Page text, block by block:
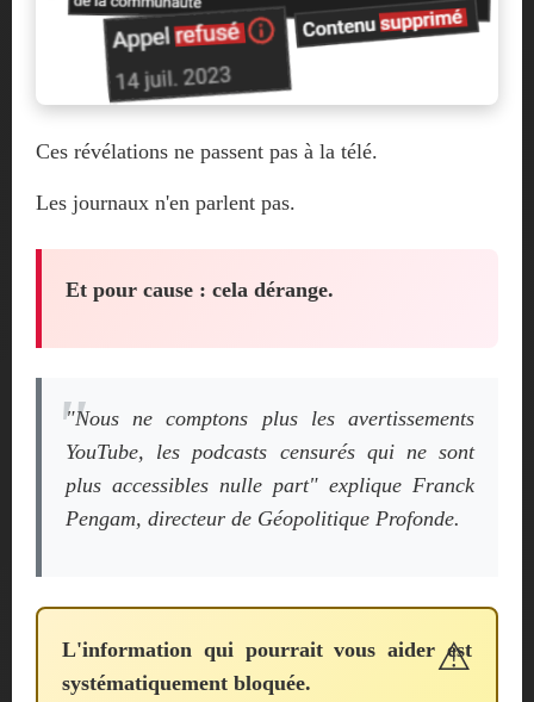
Ces révélations ne passent pas à la télé.
Les journaux n'en parlent pas.
Et pour cause : cela dérange.
"Nous ne comptons plus les avertissements
YouTube, les podcasts censurés qui ne sont
plus accessibles nulle part" explique Franck
Pengam, directeur de Géopolitique Profonde.
L'information qui pourrait vous aider est
systématiquement bloquée.